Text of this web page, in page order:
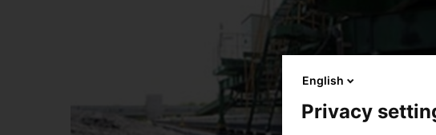
English
Privacy